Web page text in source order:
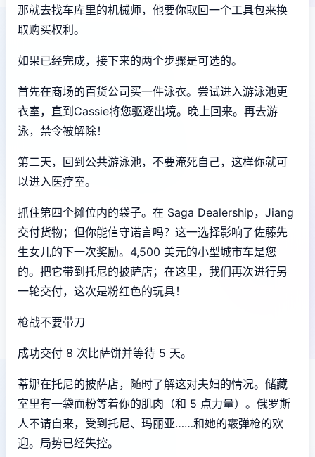
那就去找车库里的机械师，他要你取回一个工具包来换
取购买权利。
如果已经完成，接下来的两个步骤是可选的。
首先在商场的百货公司买一件泳衣。尝试进入游泳池更
衣室，直到Cassie将您驱逐出境。晚上回来。再去游
泳，禁令被解除！
第二天，回到公共游泳池，不要淹死自己，这样你就可
以进入医疗室。
抓住第四个摊位内的袋子。在 Saga Dealership，Jiang
交付货物；但你能信守诺言吗？这一选择影响了佐藤先
生女儿的下一次奖励。4,500 美元的小型城市车是您
的。把它带到托尼的披萨店；在这里，我们再次进行另
一轮交付，这次是粉红色的玩具！
枪战不要带刀
成功交付 8 次比萨饼并等待 5 天。
蒂娜在托尼的披萨店，随时了解这对夫妇的情况。储藏
室里有一袋面粉等着你的肌肉（和 5 点力量）。俄罗斯
人不请自来，受到托尼、玛丽亚……和她的霰弹枪的欢
迎。局势已经失控。